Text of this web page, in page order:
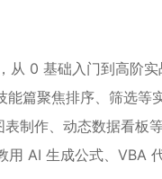
0 基础入门到高阶
篇聚焦排序、筛选等
制作、动态数据看板
AI 生成公式、VBA